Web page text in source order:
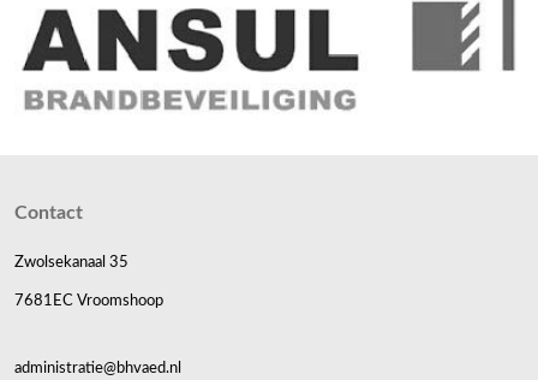
Contact
Zwolsekanaal 35
7681EC Vroomshoop
administratie@bhvaed.nl